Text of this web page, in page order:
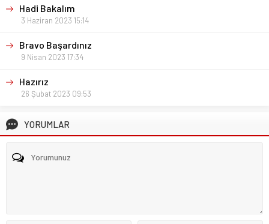
Hadi Bakalım
3 Haziran 2023 15:14
Bravo Başardınız
9 Nisan 2023 17:34
Hazırız
26 Şubat 2023 09:53
YORUMLAR